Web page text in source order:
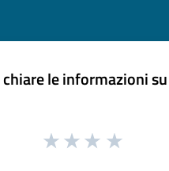
le informazioni